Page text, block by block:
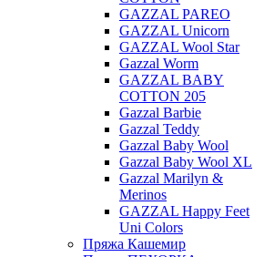
GAZZAL PAREO
GAZZAL Unicorn
GAZZAL Wool Star
Gazzal Worm
GAZZAL BABY
COTTON 205
Gazzal Barbie
Gazzal Teddy
Gazzal Baby Wool
Gazzal Baby Wool XL
Gazzal Marilyn &
Merinos
GAZZAL Happy Feet
Uni Colors
Пряжа Кашемир